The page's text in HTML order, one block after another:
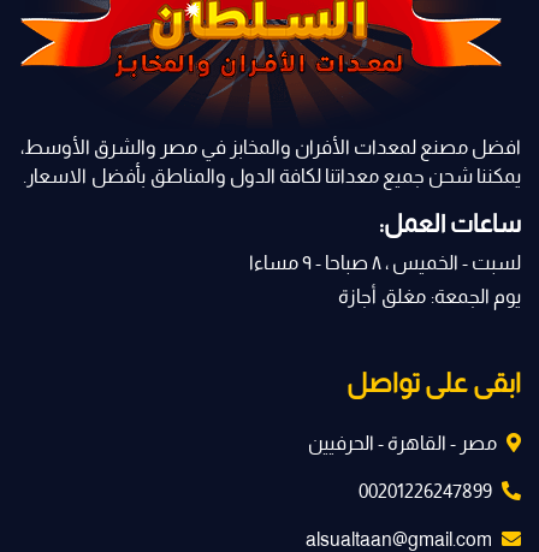
افضل مصنع لمعدات الأفران والمخابز في مصر والشرق الأوسط،
يمكننا شحن جميع معداتنا لكافة الدول والمناطق بأفضل الاسعار.
ساعات العمل:
لسبت - الخميس ، ٨ صباحا - ٩ مساءا
يوم الجمعة: مغلق أجازة
ابقى على تواصل
مصر - القاهرة - الحرفيين
00201226247899
alsualtaan@gmail.com